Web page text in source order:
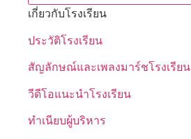
เกี่ยวกับโรงเรียน
ประวัติโรงเรียน
สัญลักษณ์และเพลงมาร์ชโรงเรียน
วีดีโอแนะนำโรงเรียน
ทำเนียบผู้บริหาร